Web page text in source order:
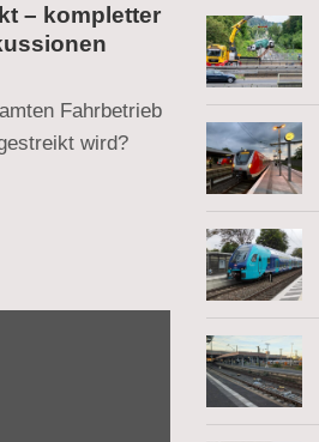
– kompletter
Fahrbetrieb
wird?